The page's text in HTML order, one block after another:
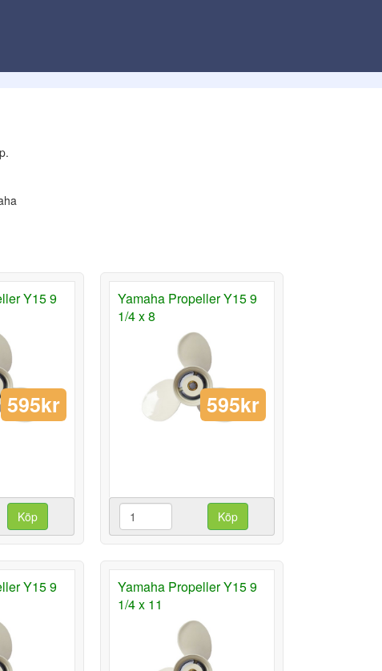
Y15 9
595kr
Köp
Yamaha Propeller Y15 9
1/4 x 8
595kr
Köp
Y15 9
Yamaha Propeller Y15 9
1/4 x 11